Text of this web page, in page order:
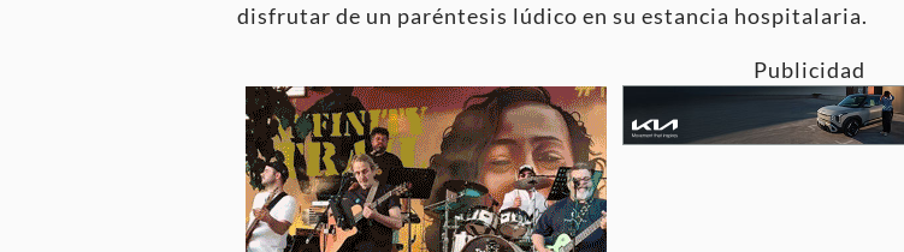
disfrutar de un paréntesis lúdico en su estancia hospitalaria.
Publicidad